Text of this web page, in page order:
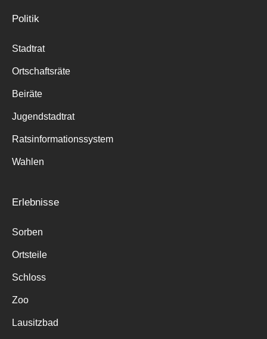
Politik
Stadtrat
Ortschaftsräte
Beiräte
Jugendstadtrat
Ratsinformationssystem
Wahlen
Erlebnisse
Sorben
Ortsteile
Schloss
Zoo
Lausitzbad